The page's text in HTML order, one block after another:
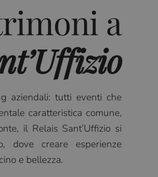
a
aziendali: tutti eventi che
caratteristica comune,
il Relais Sant’Uffizio si
dove creare esperienze
e bellezza.